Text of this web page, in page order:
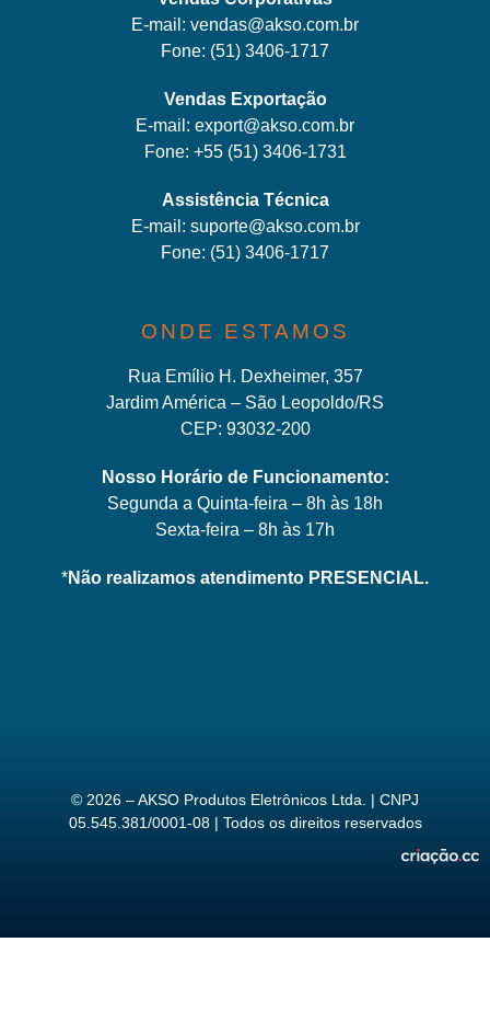
E-mail: vendas@akso.com.br
Fone: (51) 3406-1717
Vendas Exportação
E-mail: export@akso.com.br
Fone: +55 (51) 3406-1731
Assistência Técnica
E-mail: suporte@akso.com.br
Fone: (51) 3406-1717
ONDE ESTAMOS
Rua Emílio H. Dexheimer, 357
Jardim América – São Leopoldo/RS
CEP: 93032-200
Nosso Horário de Funcionamento:
Segunda a Quinta-feira – 8h às 18h
Sexta-feira – 8h às 17h
*Não realizamos atendimento PRESENCIAL.
© 2026 – AKSO Produtos Eletrônicos Ltda. | CNPJ
05.545.381/0001-08 | Todos os direitos reservados